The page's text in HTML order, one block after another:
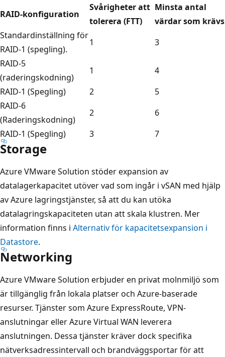
RAID-konfiguration
Svårigheter att
tolerera (FTT)
Minsta antal
värdar som krävs
Standardinställning för
RAID-1 (spegling).
1
3
RAID-5
(raderingskodning)
1
4
RAID-1 (Spegling)
2
5
RAID-6
(Raderingskodning)
2
6
RAID-1 (Spegling)
3 7
Storage
Azure VMware Solution stöder expansion av
datalagerkapacitet utöver vad som ingår i vSAN med hjälp
av Azure lagringstjänster, så att du kan utöka
datalagringskapaciteten utan att skala klustren. Mer
information finns i Alternativ för kapacitetsexpansion i
Datastore.
Networking
Azure VMware Solution erbjuder en privat molnmiljö som
är tillgänglig från lokala platser och Azure-baserade
resurser. Tjänster som Azure ExpressRoute, VPN-
anslutningar eller Azure Virtual WAN leverera
anslutningen. Dessa tjänster kräver dock specifika
nätverksadressintervall och brandväggsportar för att